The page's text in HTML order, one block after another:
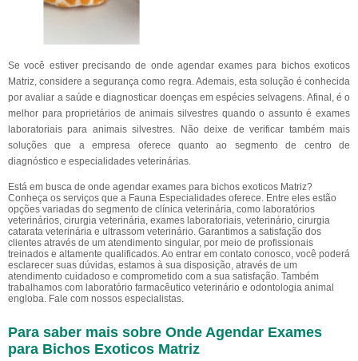
Se você estiver precisando de onde agendar exames para bichos exoticos
Matriz, considere a segurança como regra. Ademais, esta solução é conhecida
por avaliar a saúde e diagnosticar doenças em espécies selvagens. Afinal, é o
melhor para proprietários de animais silvestres quando o assunto é exames
laboratoriais para animais silvestres. Não deixe de verificar também mais
soluções que a empresa oferece quanto ao segmento de centro de
diagnóstico e especialidades veterinárias.
Está em busca de onde agendar exames para bichos exoticos Matriz?
Conheça os serviços que a Fauna Especialidades oferece. Entre eles estão
opções variadas do segmento de clínica veterinária, como laboratórios
veterinários, cirurgia veterinária, exames laboratoriais, veterinário, cirurgia
catarata veterinária e ultrassom veterinário. Garantimos a satisfação dos
clientes através de um atendimento singular, por meio de profissionais
treinados e altamente qualificados. Ao entrar em contato conosco, você poderá
esclarecer suas dúvidas, estamos à sua disposição, através de um
atendimento cuidadoso e comprometido com a sua satisfação. Também
trabalhamos com laboratório farmacêutico veterinário e odontologia animal
engloba. Fale com nossos especialistas.
Para saber mais sobre Onde Agendar Exames
para Bichos Exoticos Matriz